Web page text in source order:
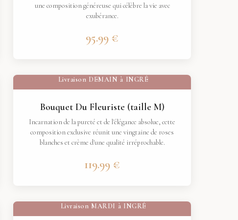
une composition généreuse qui célèbre la vie avec
exubérance.
95.99 €
Livraison DEMAIN à INGRÉ
Bouquet Du Fleuriste (taille M)
Incarnation de la pureté et de l'élégance absolue, cette
composition exclusive réunit une vingtaine de roses
blanches et crème d'une qualité irréprochable.
119.99 €
Livraison MARDI à INGRÉ